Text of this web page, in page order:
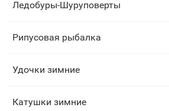
Ледобуры-Шуруповерты
Рипусовая рыбалка
Удочки зимние
Катушки зимние